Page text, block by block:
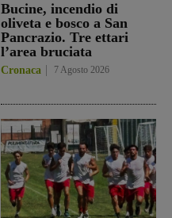
Bucine, incendio di
oliveta e bosco a San
Pancrazio. Tre ettari
l’area bruciata
Cronaca 7 Agosto 2026